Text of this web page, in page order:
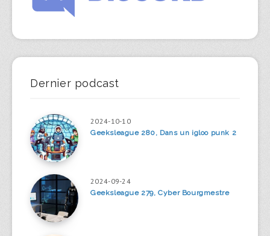
Dernier podcast
2024-10-10
Geeksleague 280, Dans un igloo punk 2
2024-09-24
Geeksleague 279, Cyber Bourgmestre